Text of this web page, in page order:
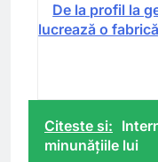
De la profil la
lucrează o
Citeste si:
minunăţiile lui